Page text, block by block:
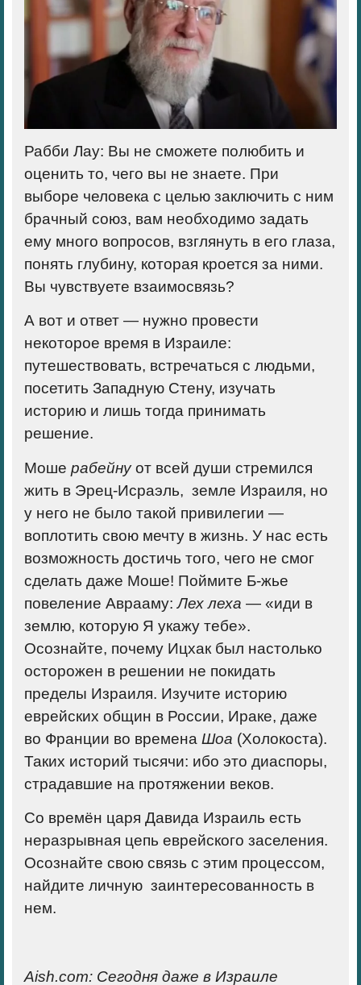
Рабби Лау: Вы не сможете полюбить и
оценить то, чего вы не знаете. При
выборе человека с целью заключить с ним
брачный союз, вам необходимо задать
ему много вопросов, взглянуть в его глаза,
понять глубину, которая кроется за ними.
Вы чувствуете взаимосвязь?
А вот и ответ — нужно провести
некоторое время в Израиле:
путешествовать, встречаться с людьми,
посетить Западную Стену, изучать
историю и лишь тогда принимать
решение.
Моше рабейнуот всей души стремился
жить в Эрец-Исраэль, земле Израиля, но
у него не было такой привилегии —
воплотить свою мечту в жизнь. У нас есть
возможность достичь того, чего не смог
сделать даже Моше! Поймите Б-жье
повеление Аврааму:Лех леха — «иди в
землю, которую Я укажу тебе».
Осознайте, почему Ицхак был настолько
осторожен в решении не покидать
пределы Израиля. Изучите историю
еврейских общин в России, Ираке, даже
во Франции во времена Шоа (Холокоста).
Таких историй тысячи: ибо это диаспоры,
страдавшие на протяжении веков.
Со времён царя Давида Израиль есть
неразрывная цепь еврейского заселения.
Осознайте свою связь с этим процессом,
найдите личную заинтересованность в
нем.
Aish.com: Сегодня даже в Израиле